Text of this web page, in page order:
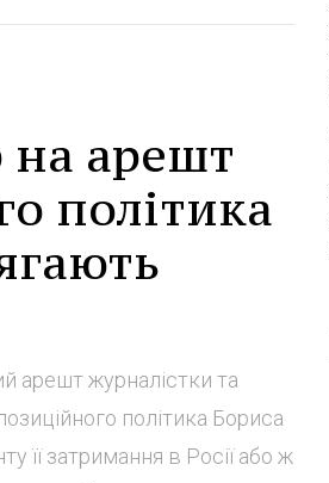
на арешт
політика
арешт журналістки та
політика Бориса
її затримання в Росії або ж